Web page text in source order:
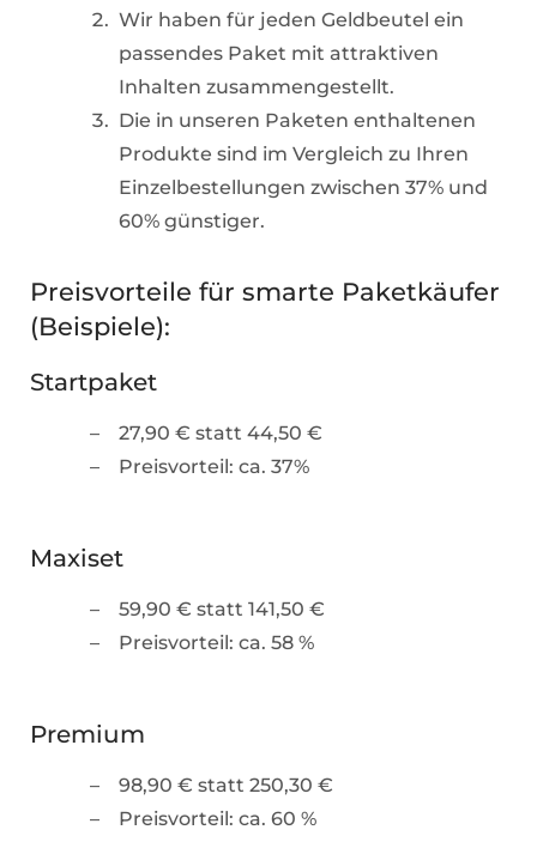
Wir haben für jeden Geldbeutel ein
passendes Paket mit attraktiven
Inhalten zusammengestellt.
Die in unseren Paketen enthaltenen
Produkte sind im Vergleich zu Ihren
Einzelbestellungen zwischen 37% und
60% günstiger.
Preisvorteile für smarte Paketkäufer
(Beispiele):
Startpaket
27,90 € statt 44,50 €
Preisvorteil: ca. 37%
Maxiset
59,90 € statt 141,50 €
Preisvorteil: ca. 58 %
Premium
98,90 € statt 250,30 €
Preisvorteil: ca. 60 %